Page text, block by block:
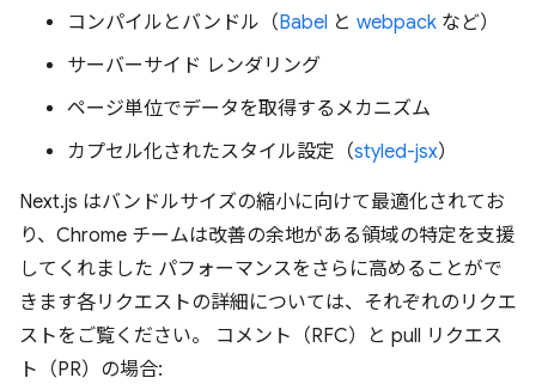
コンパイルとバンドル（Babel と webpack など）
サーバーサイド レンダリング
ページ単位でデータを取得するメカニズム
カプセル化されたスタイル設定（styled-jsx）
Next.js はバンドルサイズの縮小に向けて最適化されてお
り、Chrome チームは改善の余地がある領域の特定を支援
してくれました パフォーマンスをさらに高めることがで
きます各リクエストの詳細については、それぞれのリクエ
ストをご覧ください。 コメント（RFC）と pull リクエス
ト（PR）の場合: